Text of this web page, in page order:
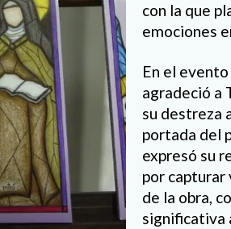
con la que
emociones
En el
agradeció a
su destreza
portada del
expresó su
por capturar
de la obra,
significativa